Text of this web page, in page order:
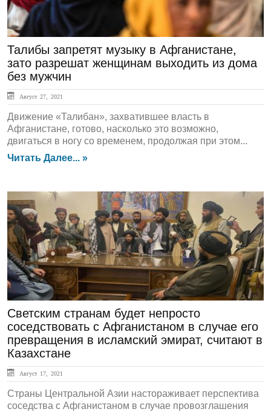
Талибы запретят музыку в Афганистане,
зато разрешат женщинам выходить из дома
без мужчин
Август 27, 2021
Движение «Талибан», захватившее власть в
Афганистане, готово, насколько это возможно,
двигаться в ногу со временем, продолжая при этом...
Читать Далее... »
ЛЕНТА НОВОСТЕЙ
Светским странам будет непросто
соседствовать с Афганистаном в случае его
превращения в исламский эмират, считают в
Казахстане
Август 17, 2021
Страны Центральной Азии настораживает перспектива
соседства с Афганистаном в случае провозглашения